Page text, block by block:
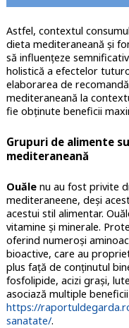
Astfel, contextul
dieta mediteraneană şi
să influenţeze
holistică a efectelor
elaborarea de
mediteraneană la
fie obţinute beneficii
Grupuri de alimente
mediteraneană
Ouălenu au fost privite
mediteraneene, deşi
acestui stil alimentar.
vitamine şi minerale.
oferind numeroşi
bioactive, care au
plus faţă de conţinutul
fosfolipide, acizi graşi,
asociază multiple
https://
sanatate/.